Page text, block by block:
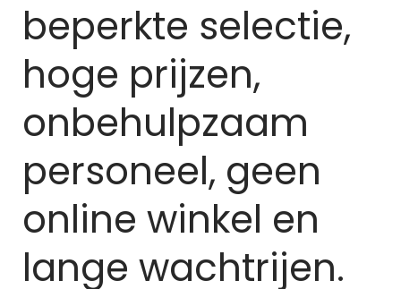
beperkte selectie,
hoge prijzen,
onbehulpzaam
personeel, geen
online winkel en
lange wachtrijen.